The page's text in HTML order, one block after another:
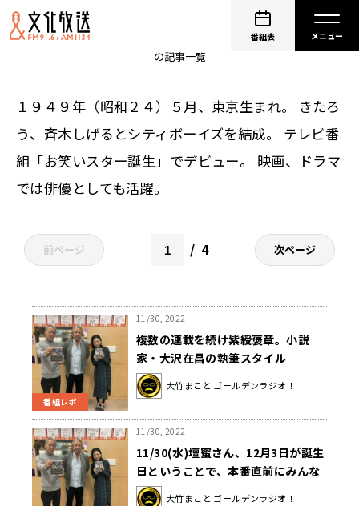
番組表
の記事一覧
１９４９年（昭和２４）５月、東京生まれ。 きたろ
う、斉木しげるとシティボーイズを結成。 テレビ番
組「お笑いスター誕生」でデビュー。 映画、ドラマ
では俳優としても活躍。
前ページ 4 次ページ
番組レポ
11/30, 2022
複数の連載を続け紫綬褒章。小説
家・大沢在昌の執筆スタイル
大竹まこと ゴールデンラジオ！
11/30, 2022
11/30(水)壇蜜さん、12月3日が誕生
日ということで、本番直前にみんな
でお祝い！！
大竹まこと ゴールデンラジオ！